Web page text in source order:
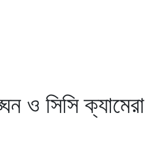
ও সিসি ক্যামেরা